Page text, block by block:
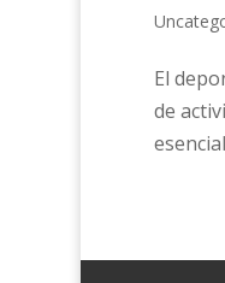
El
de